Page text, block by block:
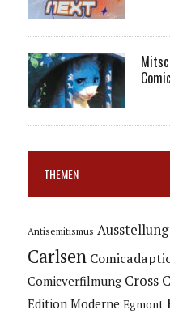
THEMEN
Antisemitismus Ausstellung
Carlsen
Comicverfilmung Cross
Edition Moderne Egmont